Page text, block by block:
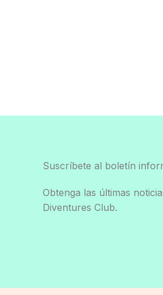
Suscríbete al boletín
Obtenga las últimas
Diventures Club.